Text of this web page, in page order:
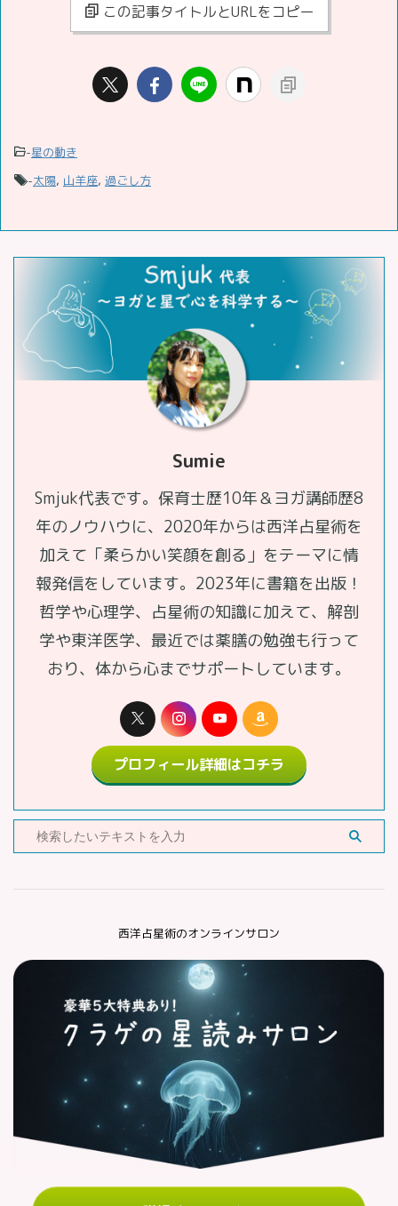
この記事タイトルとURLをコピー
-星の動き
-太陽, 山羊座, 過ごし方
Sumie
Smjuk代表です。保育士歴10年＆ヨガ講師歴8
年のノウハウに、2020年からは西洋占星術を
加えて「柔らかい笑顔を創る」をテーマに情
報発信をしています。2023年に書籍を出版！
哲学や心理学、占星術の知識に加えて、解剖
学や東洋医学、最近では薬膳の勉強も行って
おり、体から心までサポートしています。
プロフィール詳細はコチラ
西洋占星術のオンラインサロン